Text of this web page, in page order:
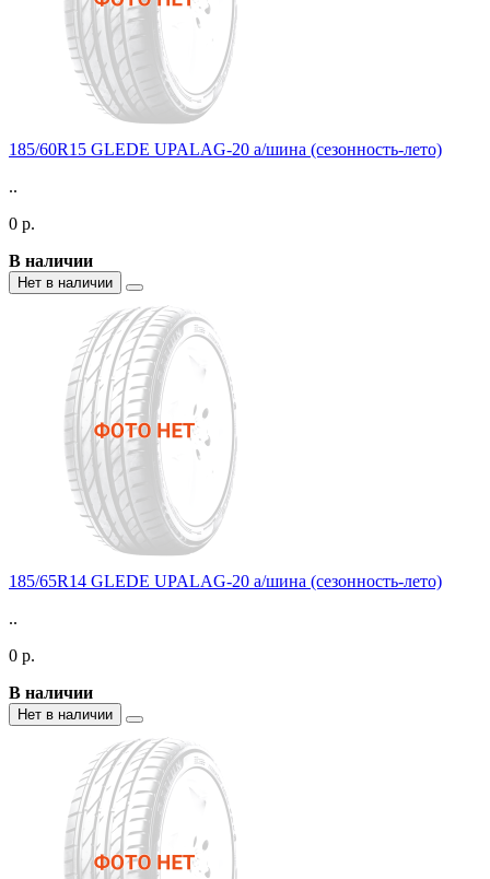
185/60R15 GLEDE UPALAG-20 а/шина (сезонность-лето)
..
0 р.
В наличии
Нет в наличии
185/65R14 GLEDE UPALAG-20 а/шина (сезонность-лето)
..
0 р.
В наличии
Нет в наличии